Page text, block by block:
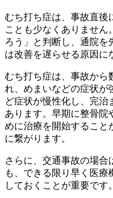
むち打ち症は、事故直後
ことも少なくありません
ろう」と判断し、通院を
は改善を遅らせる原因に
むち打ち症は、事故から
れ、めまいなどの症状が
ど症状が慢性化し、完治
あります。早期に整骨院
めに治療を開始すること
に繋がります。
さらに、交通事故の場合
も、できる限り早く医療
しておくことが重要です。